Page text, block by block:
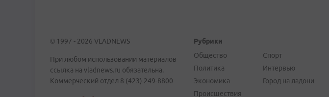
© 1997 - 2026 VLADNEWS
При любом использовании материалов
ссылка на vladnews.ru обязательна.
Коммерческий отдел 8 (423) 249-8800
Рубрики
Общество
Политика
Экономика
Происшествия
Спорт
Интервью
Город на ладони